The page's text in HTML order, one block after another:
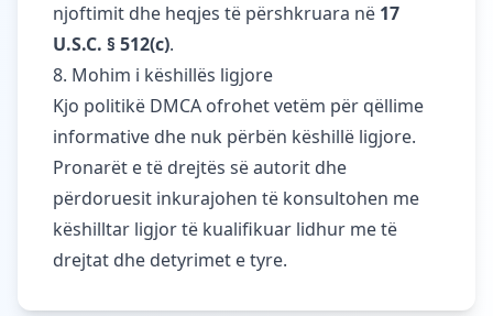
njoftimit dhe heqjes të përshkruara në 17
U.S.C. § 512(c).
8. Mohim i këshillës ligjore
Kjo politikë DMCA ofrohet vetëm për qëllime
informative dhe nuk përbën këshillë ligjore.
Pronarët e të drejtës së autorit dhe
përdoruesit inkurajohen të konsultohen me
këshilltar ligjor të kualifikuar lidhur me të
drejtat dhe detyrimet e tyre.